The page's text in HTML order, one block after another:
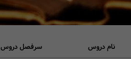
نام دروس سرفصل دروس